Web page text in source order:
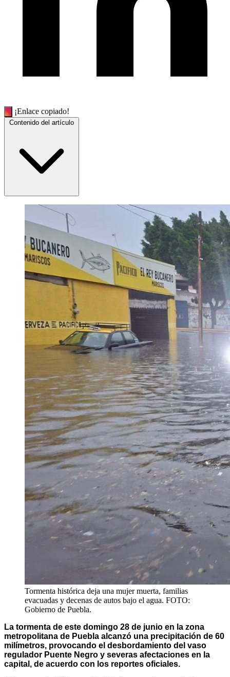
¡Enlace copiado!
Contenido del artículo
Tormenta histórica deja una mujer muerta, familias
evacuadas y decenas de autos bajo el agua. FOTO:
Gobierno de Puebla.
La tormenta de este domingo 28 de junio en la zona
metropolitana de Puebla alcanzó una precipitación de 60
milímetros, provocando el desbordamiento del vaso
regulador Puente Negro y severas afectaciones en la
capital, de acuerdo con los reportes oficiales.